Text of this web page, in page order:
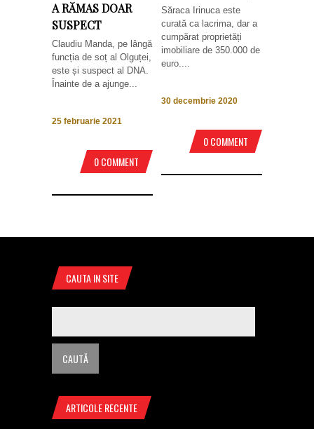
A RĂMAS DOAR
SUSPECT
Claudiu Manda, pe lângă
funcția de soț al Olguței,
este și suspect al DNA.
Înainte de a ajunge...
25 februarie 2021
0 COMMENT
Săraca Irinuca este
curată ca lacrima, dar a
cumpărat proprietăți
imobiliare de 350.000 de
euro....
30 decembrie 2020
0 COMMENT
CAUTA IN SITE
ARTICOLE RECENTE